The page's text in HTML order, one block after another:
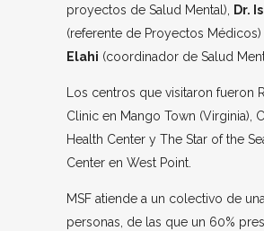
proyectos de Salud Mental),
Dr.
(referente de Proyectos
Elahi (coordinador de Salud
Los centros que visitaron fueron
Clinic en Mango Town (Virginia),
Health Center y The Star of the
Center en West Point.
MSF atiende a un colectivo de
personas, de las que un 60%